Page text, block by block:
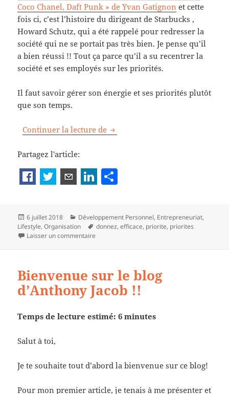
Coco Chanel, Daft Punk »de Yvan Gatignon et cette
fois ci, c’est l’histoire du dirigeant de Starbucks ,
Howard Schutz, qui a été rappelé pour redresser la
société qui ne se portait pas très bien. Je pense qu’il
a bien réussi !! Tout ça parce qu’il a su recentrer la
société et ses employés sur les priorités.
Il faut savoir gérer son énergie et ses priorités plutôt
que son temps.
Continuer la lecture de Pour être efficace, donnez la
Partagez l'article:
a
Publié
le
6 juillet 2018 Catégories
Développement Personnel, Entrepreneuriat,
Lifestyle,Organisation
Mots-
donnez,efficace, priorite, priorites
Laisser un commentaire
Bienvenue sur le blog
d’Anthony Jacob !!
Temps de lecture estimé: 6 minutes
Salut à toi,
Je te souhaite tout d’abord la bienvenue sur ce blog!
Pour mon premier article, je tenais à me présenter et